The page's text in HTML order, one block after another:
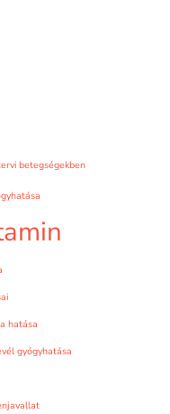
betegségekben
hatása
gyógyhatása